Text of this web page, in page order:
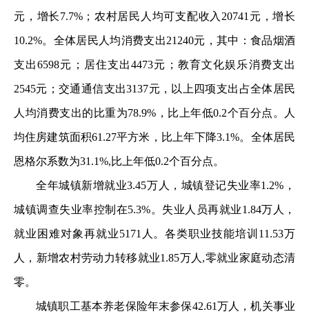
元，增长7.7%；农村居民人均可支配收入20741元，增长
10.2%。全体居民人均消费支出21240元，其中：食品烟酒
支出6598元；居住支出4473元；教育文化娱乐消费支出
2545元；交通通信支出3137元，以上四项支出占全体居民
人均消费支出的比重为78.9%，比上年低0.2个百分点。人
均住房建筑面积61.27平方米，比上年下降3.1%。全体居民
恩格尔系数为31.1%,比上年低0.2个百分点。
全年城镇新增就业3.45万人，城镇登记失业率1.2%，
城镇调查失业率控制在5.3%。失业人员再就业1.84万人，
就业困难对象再就业5171人。各类职业技能培训11.53万
人，新增农村劳动力转移就业1.85万人,零就业家庭动态清
零。
城镇职工基本养老保险年末参保42.61万人，机关事业